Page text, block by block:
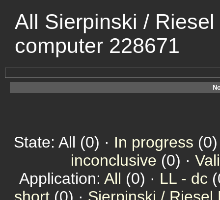
All Sierpinski /
computer 228671
State: All (0) · In progress
inconclusive (0) ·
Application: All (0) · LL - dc